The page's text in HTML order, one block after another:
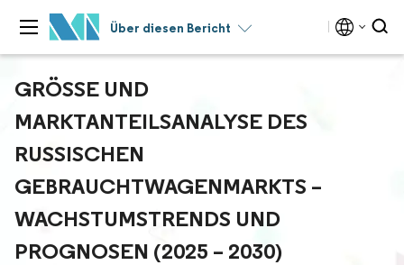
Über diesen Bericht
GRÖSSE UND M
ARKTANTEILSANALYSE DES R
USSISCHEN G
EBRAUCHTWAGENMARKTS – W
ACHSTUMSTRENDS UND P
ROGNOSEN (2025 – 2030)